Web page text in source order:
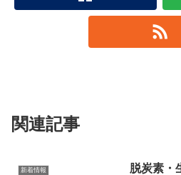
関連記事
新着情報
脱炭素・